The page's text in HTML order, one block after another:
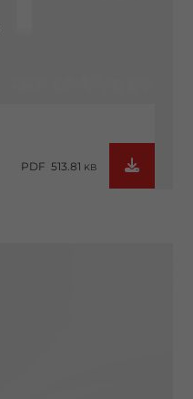
PDF 513.81 KB